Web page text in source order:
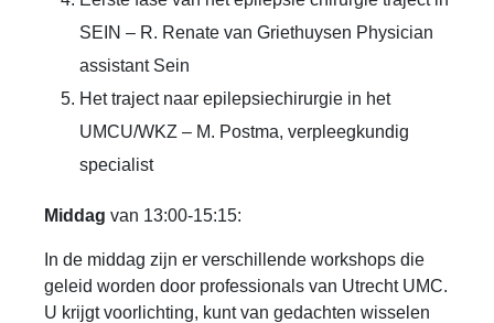
SEIN – R. Renate van Griethuysen Physician
assistant Sein
Het traject naar epilepsiechirurgie in het
UMCU/WKZ – M. Postma, verpleegkundig
specialist
Middag van 13:00-15:15:
In de middag zijn er verschillende workshops die
geleid worden door professionals van Utrecht UMC.
U krijgt voorlichting, kunt van gedachten wisselen